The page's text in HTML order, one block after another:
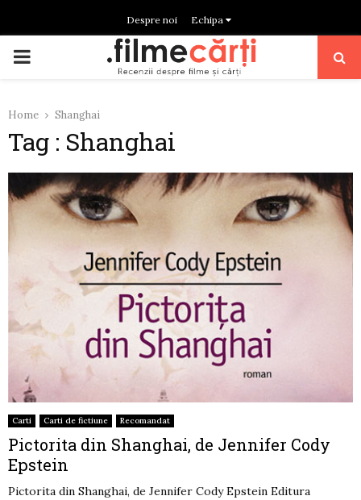
Despre noi Echipa
PRIMARY
Home Shanghai
Tag : Shanghai
Carti Carti de fictiune Recomandat
Pictorita din Shanghai, de Jennifer Cody
Epstein
Pictorita din Shanghai, de Jennifer Cody Epstein Editura